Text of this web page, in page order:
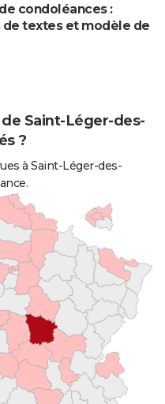
condoléances :
de textes et modèle de
Saint-Léger-des-
?
à Saint-Léger-des-